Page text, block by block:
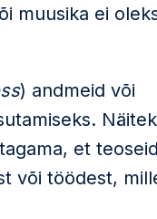
muusika ei
) andmeid või
et teoseid
või töödest,